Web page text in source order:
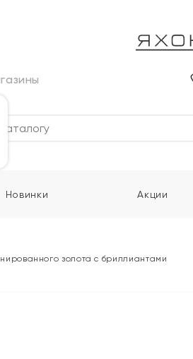
Новинки Акции
золота с бриллиантами